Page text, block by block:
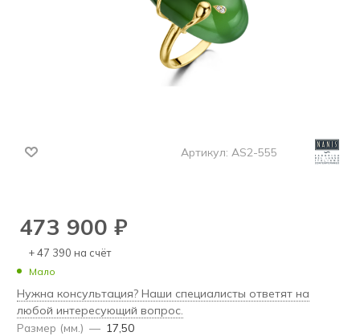
Артикул: AS2-555
473 900 ₽
+ 47 390 на счёт
Мало
Нужна консультация? Наши специалисты ответят на
любой интересующий вопрос.
Размер (мм.) — 17,50